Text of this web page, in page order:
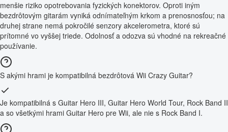
menšie riziko opotrebovania fyzických konektorov. Oproti iným
bezdrôtovým gitarám vyniká odnímateľným krkom a prenosnosťou; na
druhej strane nemá pokročilé senzory akcelerometra, ktoré sú
prítomné vo vyššej triede. Odolnosť a odozva sú vhodné na rekreačné
používanie.
S akými hrami je kompatibilná bezdrôtová Wii Crazy Guitar?
Je kompatibilná s Guitar Hero III, Guitar Hero World Tour, Rock Band II
a so všetkými hrami Guitar Hero pre Wii, ale nie s Rock Band I.